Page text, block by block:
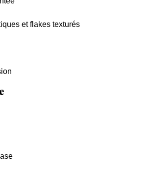
et flakes texturés